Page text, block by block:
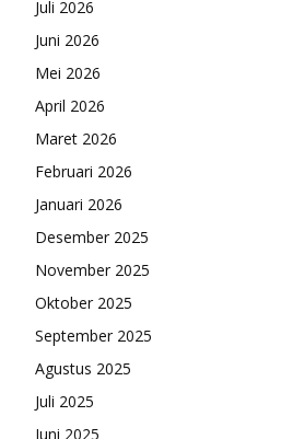
Juli 2026
Juni 2026
Mei 2026
April 2026
Maret 2026
Februari 2026
Januari 2026
Desember 2025
November 2025
Oktober 2025
September 2025
Agustus 2025
Juli 2025
Juni 2025